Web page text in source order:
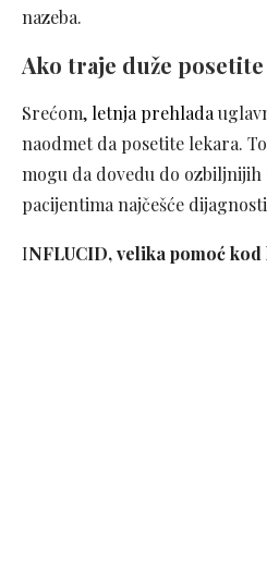
nazeba.
Ako traje duže
Srećom, letnja prehlada
naodmet da posetite lekara.
mogu da dovedu do ozbiljnijih
pacijentima najčešće
INFLUCID,velika pomoć